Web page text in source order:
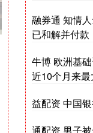
融券通 知情
已和解并付
牛博 欧洲基
近10个月来
益配资 中国